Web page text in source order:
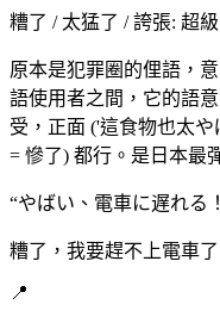
糟了 / 太猛了 / 誇張: 超
原本是犯罪圈的俚語，
語使用者之間，它的語
受，正面 ('這食物也太
= 慘了) 都行。是日本最
“やばい、電車に遅れる！
糟了，我要趕不上電車了
📍